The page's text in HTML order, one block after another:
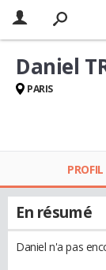
Daniel
PARIS
PROFIL
En résumé
Daniel n'a pas